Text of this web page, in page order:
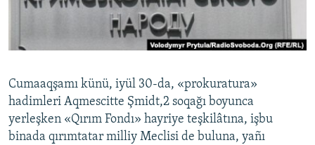
Українською
QOŞULIÑIZ!
Cumaaqşamı künü, iyül 30-da, «prokuratura»
hadimleri Aqmescitte Şmidt,2 soqağı boyunca
yerleşken «Qırım Fondı» hayriye teşkilâtına, işbu
binada qırımtatar milliy Meclisi de buluna, yañı